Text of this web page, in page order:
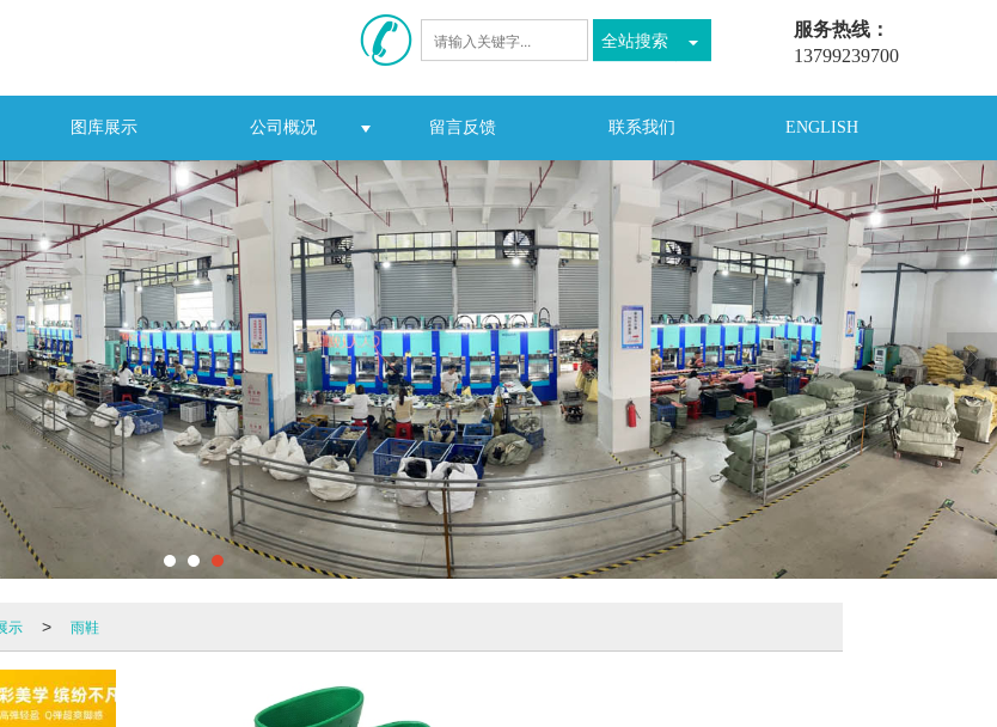
全站搜索
服务热线：
13799239700
图库展示 公司概况 留言反馈 联系我们 ENGLISH
示 > 雨鞋